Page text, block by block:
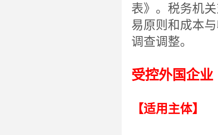
表》。税务机
易原则和成本
调查调整。
受控外国企业
【适用主体】